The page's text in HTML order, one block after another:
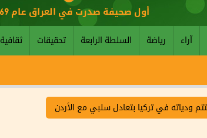
أول صحيفة صدرت في العراق عام 1869 م
آراء رياضة السلطة الرابعة تحقيقات ثقافية
ودياته في تركيا بتعادل سلبي مع الأردن